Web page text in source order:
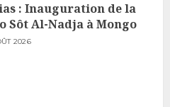
: Inauguration de la
Sôt Al-Nadja à Mongo
2026